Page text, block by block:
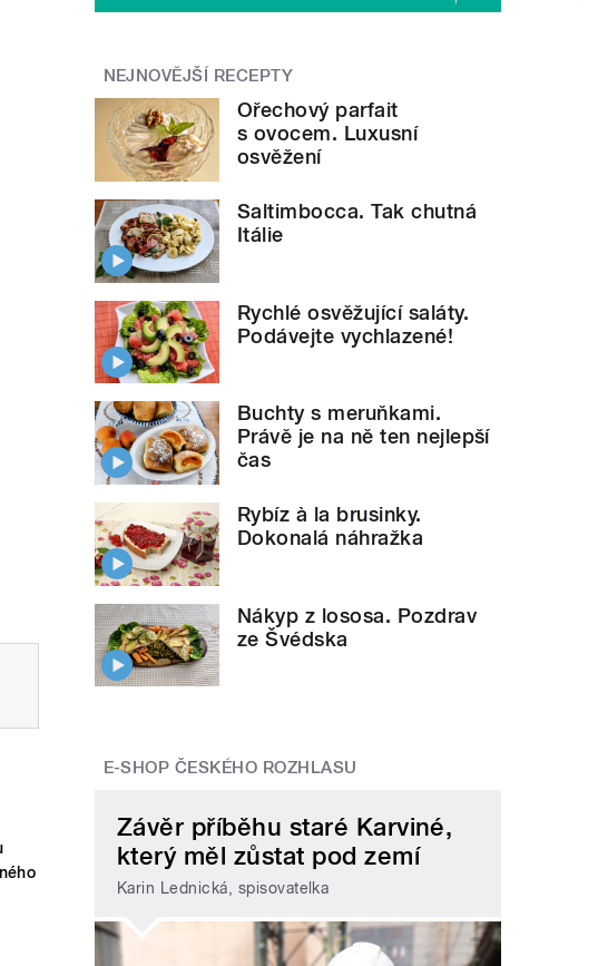
NEJNOVĚJŠÍ RECEPTY
Ořechový parfait
s ovocem. Luxusní
osvěžení
Saltimbocca. Tak chutná
Itálie
Rychlé osvěžující saláty.
Podávejte vychlazené!
Buchty s meruňkami.
Právě je na ně ten nejlepší
čas
Rybíz à la brusinky.
Dokonalá náhražka
Nákyp z lososa. Pozdrav
ze Švédska
E-SHOP ČESKÉHO ROZHLASU
Závěr příběhu staré Karviné,
který měl zůstat pod zemí
Karin Lednická, spisovatelka